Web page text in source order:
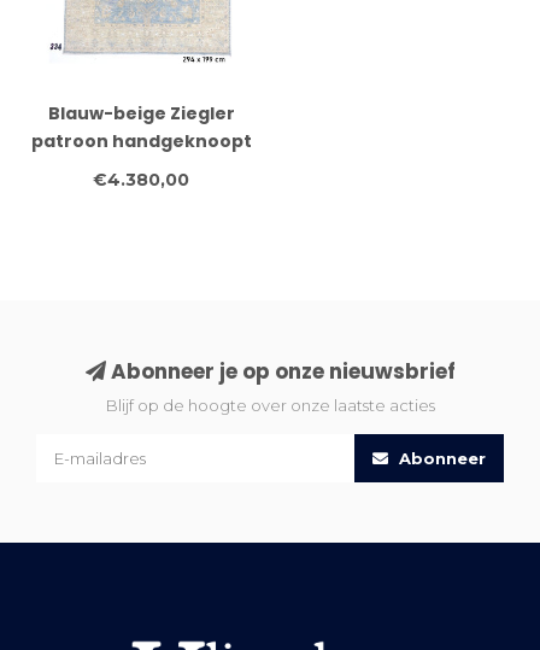
Blauw-beige Ziegler
patroon handgeknoopt
wollen vloerkleed – 294
x 199 cm
€4.380,00
Abonneer je op onze nieuwsbrief
Blijf op de hoogte over onze laatste acties
Abonneer